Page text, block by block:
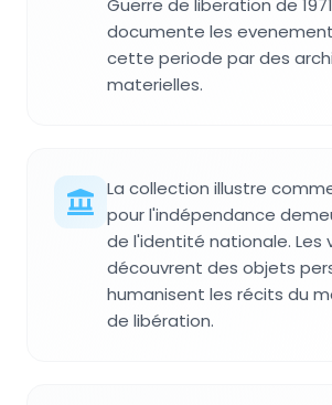
documente les
cette periode par des
materielles.
La collection illustre
pour l'indépendance
de l'identité nationale. Les
découvrent des objets
humanisent les récits du
de libération.